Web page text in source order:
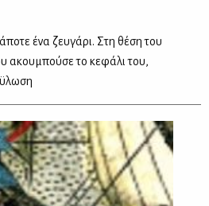
ένα ζευγάρι. Στη θέση του
ακουμπούσε το κεφάλι του,